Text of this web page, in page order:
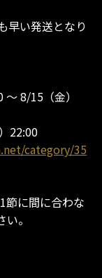
早い発送となり
8/15（金）
22:00
category/35
節に間に合わな
。